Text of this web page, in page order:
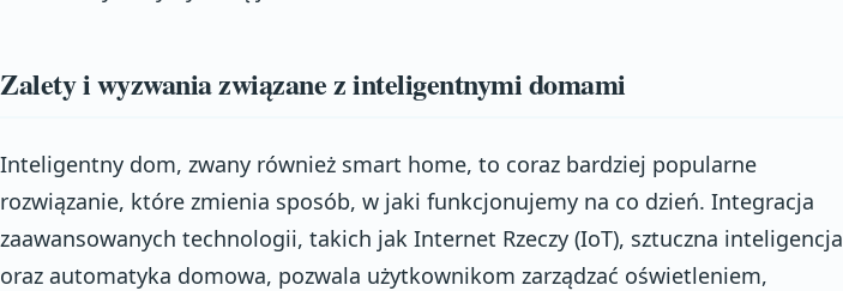
Zalety i wyzwania związane z inteligentnymi domami
Inteligentny dom, zwany również smart home, to coraz bardziej popularne
rozwiązanie, które zmienia sposób, w jaki funkcjonujemy na co dzień. Integracja
zaawansowanych technologii, takich jak Internet Rzeczy (IoT), sztuczna inteligencja
oraz automatyka domowa, pozwala użytkownikom zarządzać oświetleniem,